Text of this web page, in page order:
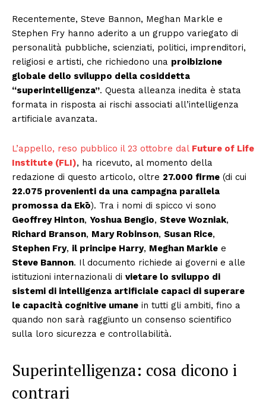
Recentemente, Steve Bannon, Meghan Markle e
Stephen Fry hanno aderito a un gruppo variegato di
personalità pubbliche, scienziati, politici, imprenditori,
religiosi e artisti, che richiedono una proibizione
globale dello sviluppo della cosiddetta
“superintelligenza”. Questa alleanza inedita è stata
formata in risposta ai rischi associati all’intelligenza
artificiale avanzata.
L’appello, reso pubblico il 23 ottobre dal Future of Life
Institute (FLI), ha ricevuto, al momento della
redazione di questo articolo, oltre 27.000 firme (di cui
22.075 provenienti da una campagna parallela
promossa da Ekō). Tra i nomi di spicco vi sono
Geoffrey Hinton, Yoshua Bengio, Steve Wozniak,
Richard Branson, Mary Robinson, Susan Rice,
Stephen Fry, il principe Harry, Meghan Markle e
Steve Bannon. Il documento richiede ai governi e alle
istituzioni internazionali di vietare lo sviluppo di
sistemi di intelligenza artificiale capaci di superare
le capacità cognitive umane in tutti gli ambiti, fino a
quando non sarà raggiunto un consenso scientifico
sulla loro sicurezza e controllabilità.
Superintelligenza: cosa dicono i
contrari